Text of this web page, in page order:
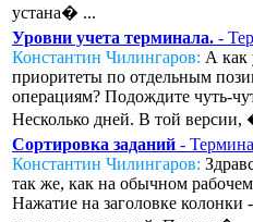
устана� ...
Уровни учета терминала. -
Константин Чилингаров: А как
приоритеты по отдельным
операциям? Подождите чуть-
Несколько дней. В той версии,
Сортировка заданий -
Константин Чилингаров:
так же, как на обычном
Нажатие на заголовке колонки